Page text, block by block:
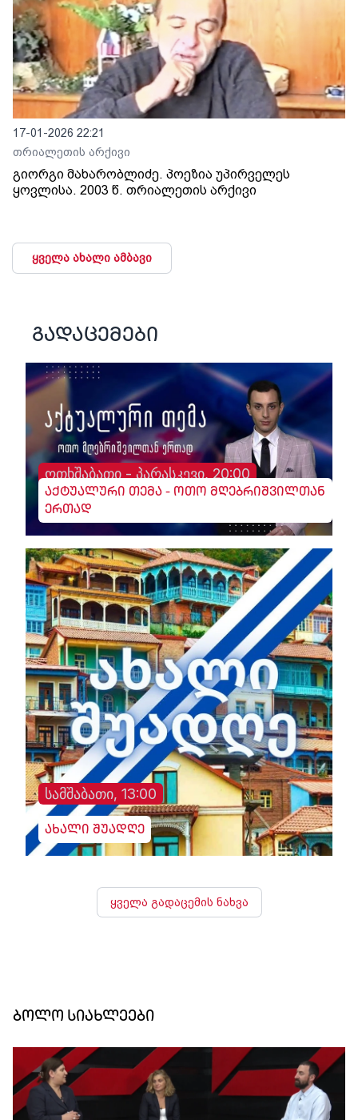
17-01-2026 22:21
თრიალეთის არქივი
გიორგი მახარობლიძე. პოეზია უპირველეს
ყოვლისა. 2003 წ. თრიალეთის არქივი
ყველა ახალი ამბავი
გადაცემები
ოთხშაბათი - პარასკევი, 20:00
აქტუალური თემა - ოთო მღებრიშვილთან
ერთად
სამშაბათი, 13:00
ახალი შუადღე
ყველა გადაცემის ნახვა
ბოლო სიახლეები